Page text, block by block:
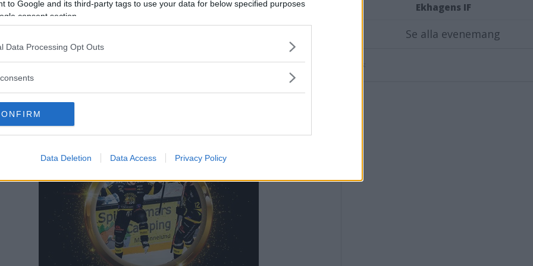
to Google and its third-party tags to use your data for below specified purposes
consent section.
Data Processing Opt Outs
Data Deletion Data Access Privacy Policy
linus.johansson@dagensvimmerby.se
Ekhagens IF
Se alla evenemang
Annons: